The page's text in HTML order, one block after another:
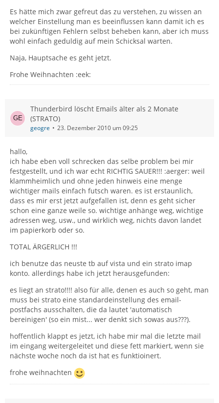
Es hätte mich zwar gefreut das zu verstehen, zu wissen an
welcher Einstellung man es beeinflussen kann damit ich es
bei zukünftigen Fehlern selbst beheben kann, aber ich muss
wohl einfach geduldig auf mein Schicksal warten.
Naja, Hauptsache es geht jetzt.
Frohe Weihnachten :eek:
Thunderbird löscht Emails älter als 2 Monate
(STRATO)
geogre 23. Dezember 2010 um 09:25
hallo,
ich habe eben voll schrecken das selbe problem bei mir
festgestellt, und ich war echt RICHTIG SAUER!!! :aerger: weil
klammheimlich und ohne jeden hinweis eine menge
wichtiger mails einfach futsch waren. es ist erstaunlich,
dass es mir erst jetzt aufgefallen ist, denn es geht sicher
schon eine ganze weile so. wichtige anhänge weg, wichtige
adressen weg, usw., und wirklich weg, nichts davon landet
im papierkorb oder so.
TOTAL ÄRGERLICH !!!
ich benutze das neuste tb auf vista und ein strato imap
konto. allerdings habe ich jetzt herausgefunden:
es liegt an strato!!!! also für alle, denen es auch so geht, man
muss bei strato eine standardeinstellung des email-
postfachs ausschalten, die da lautet 'automatisch
bereinigen' (so ein mist... wer denkt sich sowas aus???).
hoffentlich klappt es jetzt, ich habe mir mal die letzte mail
im eingang weitergeleitet und diese fett markiert, wenn sie
nächste woche noch da ist hat es funktioinert.
frohe weihnachten